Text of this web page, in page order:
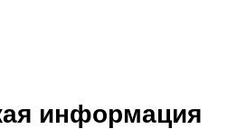
информация